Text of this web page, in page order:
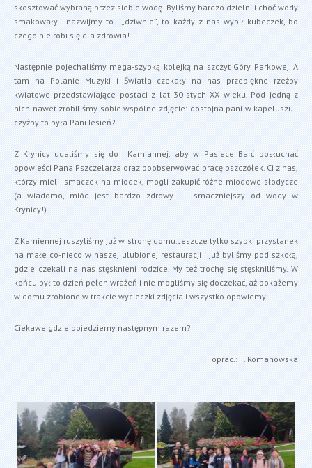
skosztować wybraną przez siebie wodę. Byliśmy bardzo dzielni i choć wody
smakowały - nazwijmy to - „dziwnie”, to każdy z nas wypił kubeczek, bo
czego nie robi się dla zdrowia!
Następnie pojechaliśmy mega-szybką kolejką na szczyt Góry Parkowej. A
tam na Polanie Muzyki i Światła czekały na nas przepiękne rzeźby
kwiatowe przedstawiające postaci z lat 30-stych XX wieku. Pod jedną z
nich nawet zrobiliśmy sobie wspólne zdjęcie: dostojna pani w kapeluszu -
czyżby to była Pani Jesień?
Z Krynicy udaliśmy się do Kamiannej, aby w Pasiece Barć posłuchać
opowieści Pana Pszczelarza oraz poobserwować pracę pszczółek. Ci z nas,
którzy mieli smaczek na miodek, mogli zakupić różne miodowe słodycze
(a wiadomo, miód jest bardzo zdrowy i... smaczniejszy od wody w
Krynicy!).
Z Kamiennej ruszyliśmy już w stronę domu. Jeszcze tylko szybki przystanek
na małe co-nieco w naszej ulubionej restauracji i już byliśmy pod szkołą,
gdzie czekali na nas stęsknieni rodzice. My też trochę się stęskniliśmy. W
końcu był to dzień pełen wrażeń i nie mogliśmy się doczekać, aż pokażemy
w domu zrobione w trakcie wycieczki zdjęcia i wszystko opowiemy.
Ciekawe gdzie pojedziemy następnym razem?
oprac.: T. Romanowska